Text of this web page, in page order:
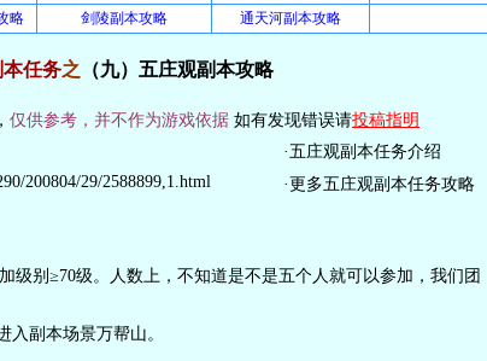
略 剑陵副本攻略 通天河副本攻略
本任务之 （九）五庄观副本攻略
仅供参考，并不作为游戏依据 如有发现错误请投稿指明
200804/29/2588899,1.html
·五庄观副本任务介绍
· 更多五庄观副本任务攻略
级别≥70级。人数上，不知道是不是五个人就可以参加，我们团
入副本场景万帮山。